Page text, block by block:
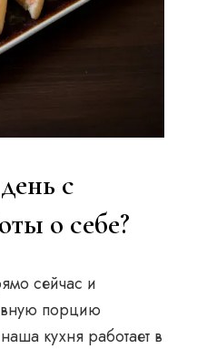
с
о себе?
сейчас и
порцию
кухня работает в